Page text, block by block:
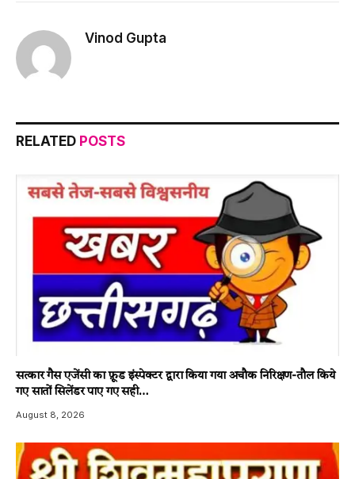
Vinod Gupta
RELATED POSTS
सत्कार गैस एजेंसी का फ़ूड इंस्पेक्टर द्वारा किया गया अचौक निरिक्षण-तौल किये
गए सातों सिलेंडर पाए गए सही…
August 8, 2026